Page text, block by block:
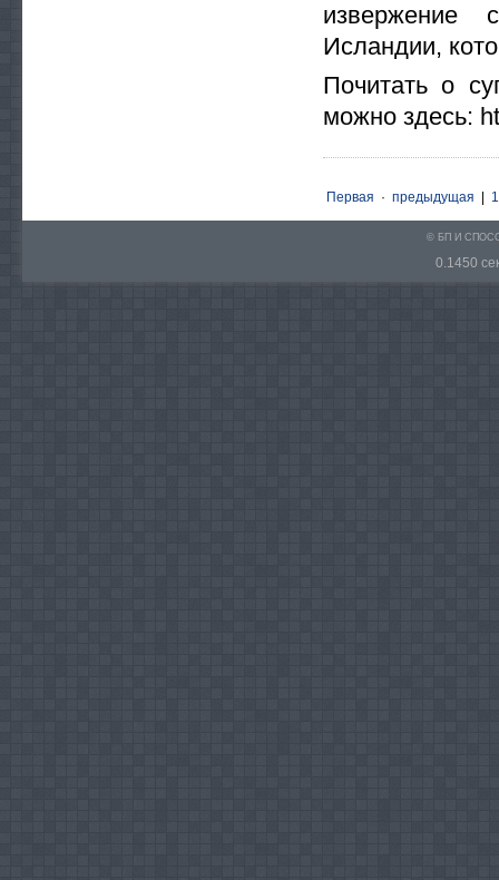
извержение
Исландии,
Почитать о
можно здесь:
Первая · предыдущая 1
© БП И
0.1450